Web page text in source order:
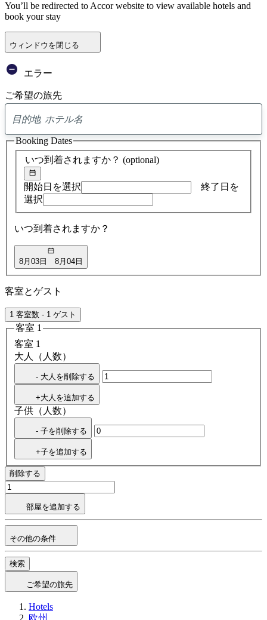
You’ll be redirected to Accor website to view available hotels and
book your stay
ウィンドウを閉じる
エラー
ご希望の旅先
ア
ド
バ
イ
検
索
いつ到着されますか？ (optional)
開始日を選択
終了日を
選択
いつ到着されますか？
8月03日 8月04日
Booking Dates
客室とゲスト
1 客室数 - 1 ゲスト
客室 1
客室 1
大人（人数）
- 大人を削除する
+大人を追加する
子供（人数）
- 子を削除する
+子を追加する
削除する
部屋を追加する
その他の条件
検索
ご希望の旅先
Hotels
欧州